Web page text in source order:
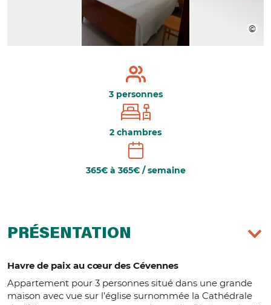
3 personnes
2 chambres
365€ à 365€ / semaine
PRÉSENTATION
Havre de paix au cœur des Cévennes
Appartement pour 3 personnes situé dans une grande
maison avec vue sur l’église surnommée la Cathédrale